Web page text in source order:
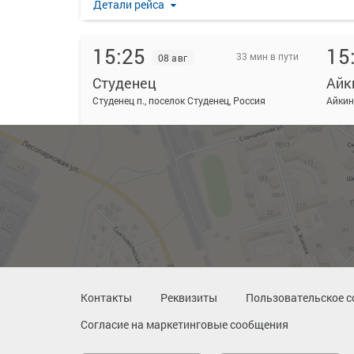
Детали рейса
15:25 08 авг 33 мин в пути
Студенец
Студенец п., поселок Студенец, Россия
16:50 33 мин в пути
Студенец
Студенец п., поселок Студенец, Россия
18:50
Контакты Реквизиты Пользовательское
Согласие на маркетинговые сообщения